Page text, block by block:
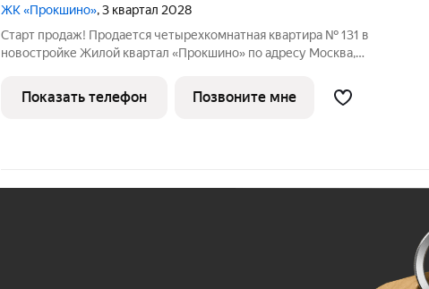
ЖК «Прокшино», 3 квартал 2028
Старт продаж! Продается четырехкомнатная квартира № 131 в
новостройке Жилой квартал «Прокшино» по адресу Москва,
Новомосковский административный округ, район Коммунарка, ЖК
Прокшино, 7.1.3. Общая
Показать телефон Позвоните мне